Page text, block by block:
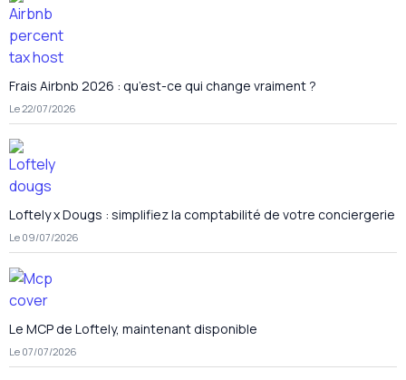
Frais Airbnb 2026 : qu’est-ce qui change vraiment ?
Le 22/07/2026
Loftely x Dougs : simplifiez la comptabilité de votre conciergerie
Le 09/07/2026
Le MCP de Loftely, maintenant disponible
Le 07/07/2026